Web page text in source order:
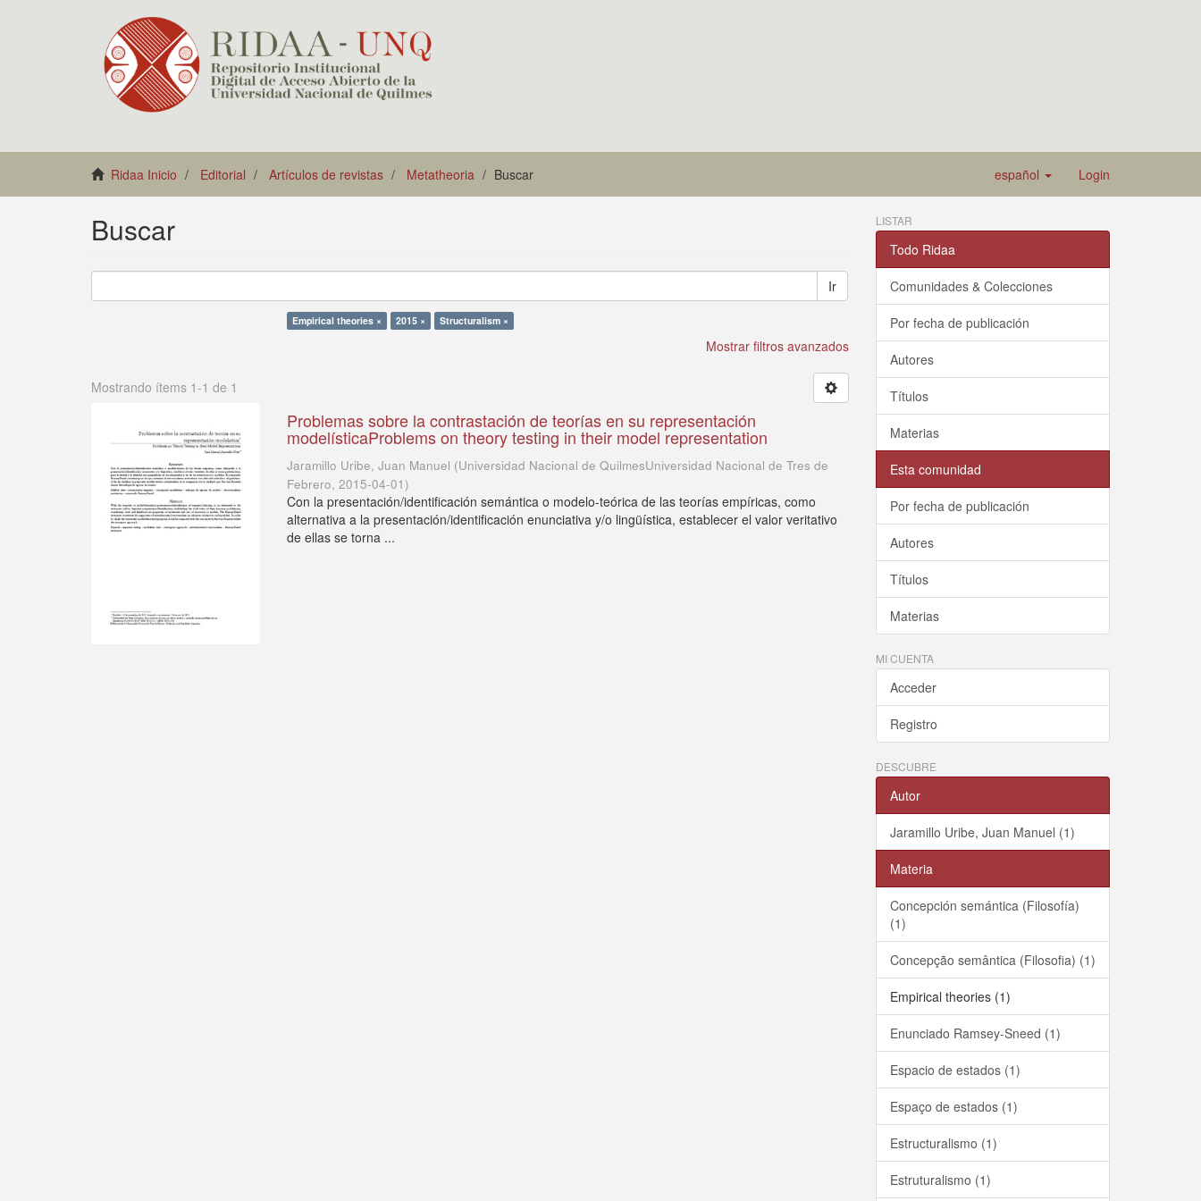
Ridaa Inicio Editorial Artículos de revistas Metatheoria Buscar español Login
Buscar
Ir
Empirical theories × 2015 × Structuralism ×
Mostrar filtros avanzados
Mostrando ítems 1-1 de 1
Problemas sobre la contrastación de teorías en su representación
modelísticaProblems on theory testing in their model representation
Jaramillo Uribe, Juan Manuel (Universidad Nacional de QuilmesUniversidad Nacional de Tres de
Febrero,2015-04-01)
Con la presentación/identificación semántica o modelo-teórica de las teorías empíricas, como
alternativa a la presentación/identificación enunciativa y/o lingüística, establecer el valor veritativo
de ellas se torna ...
LISTAR
Todo Ridaa
Comunidades & Colecciones
Por fecha de publicación
Autores
Títulos
Materias
Esta comunidad
Por fecha de publicación
Autores
Títulos
Materias
MI CUENTA
Acceder
Registro
DESCUBRE
Autor
Jaramillo Uribe, Juan Manuel (1)
Materia
Concepción semántica (Filosofía)
(1)
Concepção semântica (Filosofia) (1)
Empirical theories (1)
Enunciado Ramsey-Sneed (1)
Espacio de estados (1)
Espaço de estados (1)
Estructuralismo (1)
Estruturalismo (1)